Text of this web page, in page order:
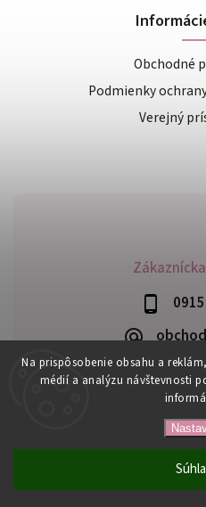
Na prispôsobenie obsahu a
médií a analýzu návštevnosti
Obchodné
Podmienky
Verejný
Copyright 2026
Upraviť
Shoptet